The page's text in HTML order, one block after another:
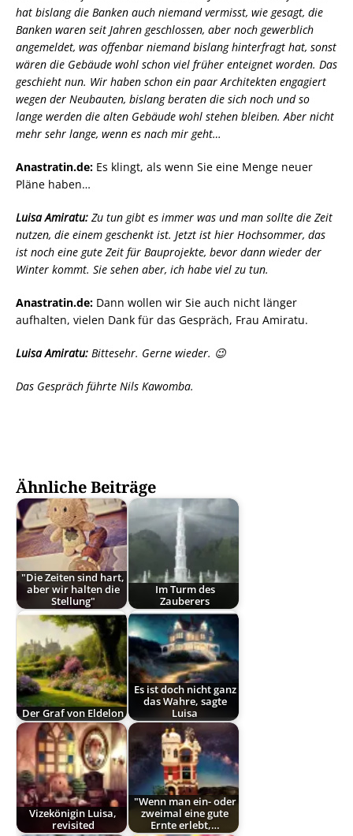
hat bislang die Banken auch niemand vermisst, wie gesagt, die
Banken waren seit Jahren geschlossen, aber noch gewerblich
angemeldet, was offenbar niemand bislang hinterfragt hat, sonst
wären die Gebäude wohl schon viel früher enteignet worden. Das
geschieht nun. Wir haben schon ein paar Architekten engagiert
wegen der Neubauten, bislang beraten die sich noch und so
lange werden die alten Gebäude wohl stehen bleiben. Aber nicht
mehr sehr lange, wenn es nach mir geht…
Anastratin.de: Es klingt, als wenn Sie eine Menge neuer
Pläne haben…
Luisa Amiratu: Zu tun gibt es immer was und man sollte die Zeit
nutzen, die einem geschenkt ist. Jetzt ist hier Hochsommer, das
ist noch eine gute Zeit für Bauprojekte, bevor dann wieder der
Winter kommt. Sie sehen aber, ich habe viel zu tun.
Anastratin.de: Dann wollen wir Sie auch nicht länger
aufhalten, vielen Dank für das Gespräch, Frau Amiratu.
Luisa Amiratu: Bittesehr. Gerne wieder. 😉
Das Gespräch führte Nils Kawomba.
Ähnliche Beiträge
"Die Zeiten sind hart,
aber wir halten die
Stellung"
Im Turm des
Zauberers
Der Graf von Eldelon
Es ist doch nicht ganz
das Wahre, sagte
Luisa
Vizekönigin Luisa,
revisited
"Wenn man ein- oder
zweimal eine gute
Ernte erlebt,…